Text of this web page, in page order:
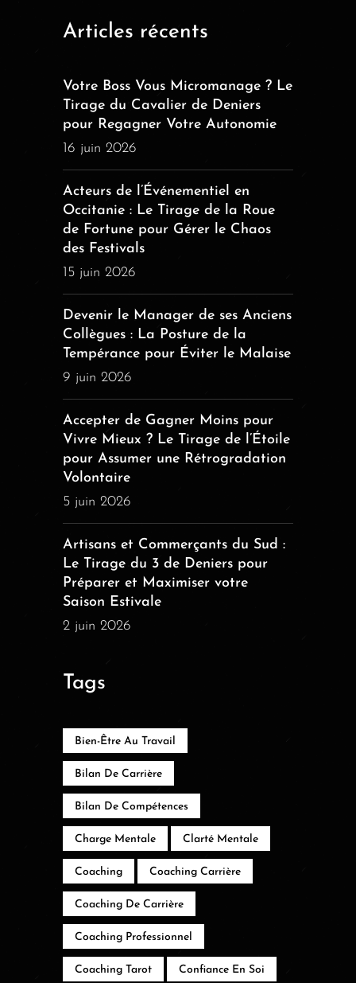
Articles récents
Votre Boss Vous Micromanage ? Le
Tirage du Cavalier de Deniers
pour Regagner Votre Autonomie
16 juin 2026
Acteurs de l’Événementiel en
Occitanie : Le Tirage de la Roue
de Fortune pour Gérer le Chaos
des Festivals
15 juin 2026
Devenir le Manager de ses Anciens
Collègues : La Posture de la
Tempérance pour Éviter le Malaise
9 juin 2026
Accepter de Gagner Moins pour
Vivre Mieux ? Le Tirage de l’Étoile
pour Assumer une Rétrogradation
Volontaire
5 juin 2026
Artisans et Commerçants du Sud :
Le Tirage du 3 de Deniers pour
Préparer et Maximiser votre
Saison Estivale
2 juin 2026
Tags
Bien-Être Au Travail
Bilan De Carrière
Bilan De Compétences
Charge Mentale Clarté Mentale
Coaching Coaching Carrière
Coaching De Carrière
Coaching Professionnel
Coaching Tarot Confiance En Soi